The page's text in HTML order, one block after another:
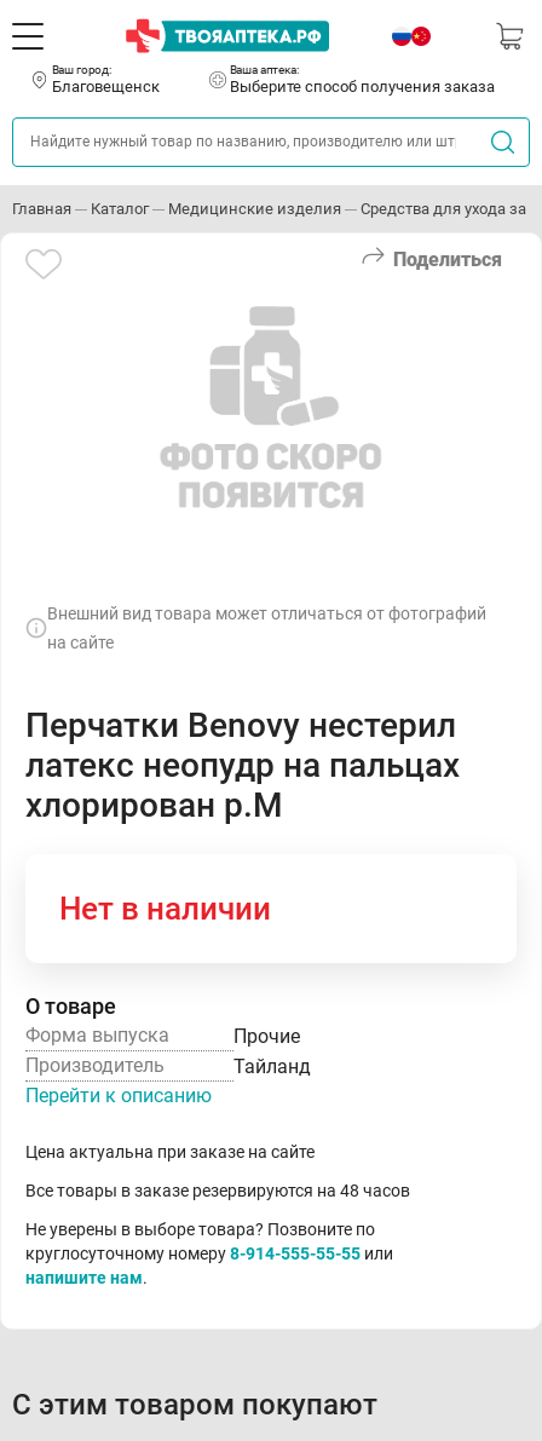
Ваш город:
Благовещенск
Ваша аптека:
Выберите способ получения заказа
Главная Каталог Медицинские изделия Средства для ухода за
Поделиться
Внешний вид товара может отличаться от фотографий
на сайте
Перчатки Benovy нестерил
латекс неопудр на пальцах
хлорирован р.М
Нет в наличии
О товаре
Форма выпуска
Прочие
Производитель
Тайланд
Перейти к описанию
Цена актуальна при заказе на сайте
Все товары в заказе резервируются на 48 часов
Не уверены в выборе товара? Позвоните по
круглосуточному номеру8-914-555-55-55 или
напишите нам.
С этим товаром покупают